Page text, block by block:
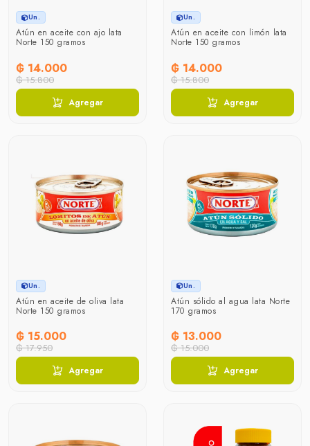
Un.
Atún en aceite con ajo lata
Norte 150 gramos
₲ 14.000
₲ 15.800
Agregar
Un.
Atún en aceite con limón lata
Norte 150 gramos
₲ 14.000
₲ 15.800
Agregar
Un.
Atún en aceite de oliva lata
Norte 150 gramos
₲ 15.000
₲ 17.950
Agregar
Un.
Atún sólido al agua lata Norte
170 gramos
₲ 13.000
₲ 15.000
Agregar